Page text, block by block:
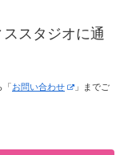
スタジオに通
「お問い合わせ 」までご